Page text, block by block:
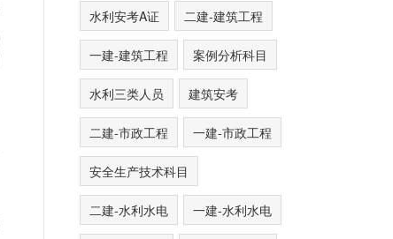
水利安考A证 二建-建筑工程
一建-建筑工程 案例分析科目
水利三类人员 建筑安考
二建-市政工程 一建-市政工程
安全生产技术科目
二建-水利水电 一建-水利水电